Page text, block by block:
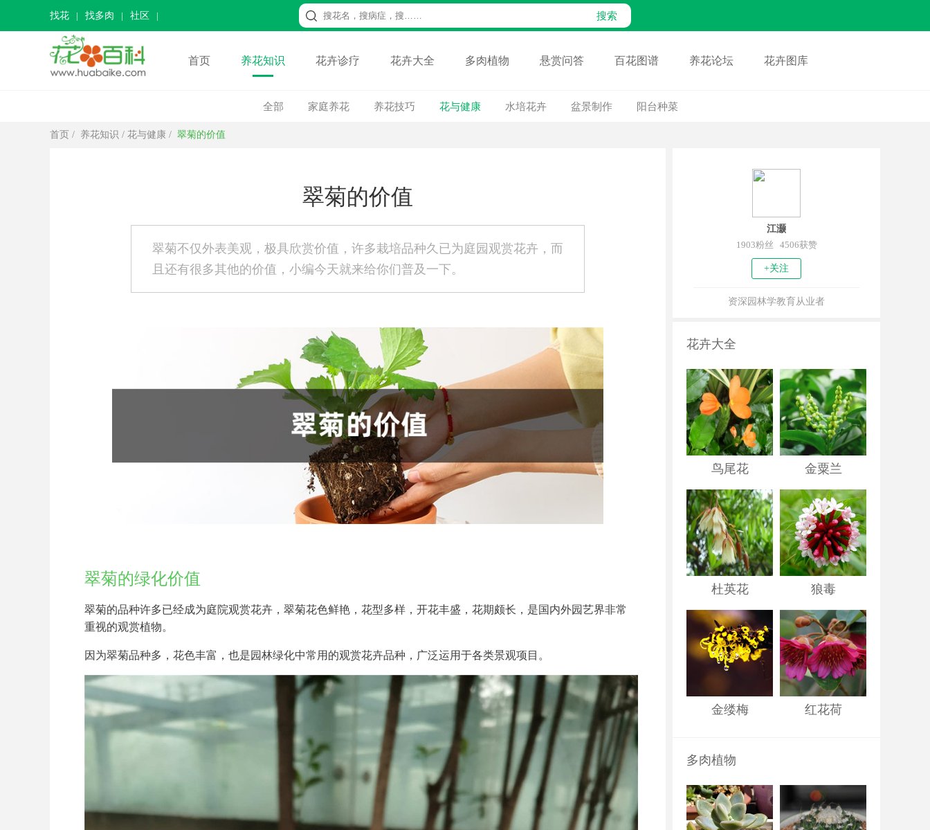
找花 找多肉 社区
首页 养花知识 花卉诊疗 花卉大全 多肉植物 悬赏问答 百花图谱 养花论坛 花卉图库
全部 家庭养花 养花技巧 花与健康 水培花卉 盆景制作 阳台种菜
首页 / 养花知识 / 花与健康 / 翠菊的价值
翠菊的价值
翠菊不仅外表美观，极具欣赏价值，许多栽培品种久已为庭园观赏花卉，而
且还有很多其他的价值，小编今天就来给你们普及一下。
翠菊的绿化价值
翠菊的品种许多已经成为庭院观赏花卉，翠菊花色鲜艳，花型多样，开花丰盛，花期颇长，是国内外园艺界非常
重视的观赏植物。
因为翠菊品种多，花色丰富，也是园林绿化中常用的观赏花卉品种，广泛运用于各类景观项目。
江灏
1903粉丝 4506获赞
+关注
资深园林学教育从业者
花卉大全
鸟尾花 金粟兰
杜英花 狼毒
金缕梅 红花荷
多肉植物